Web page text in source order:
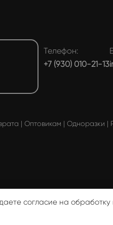
Телефон:
+7 (930) 010-21-13
| Оптовикам | Одноразки |
2026
согласие на